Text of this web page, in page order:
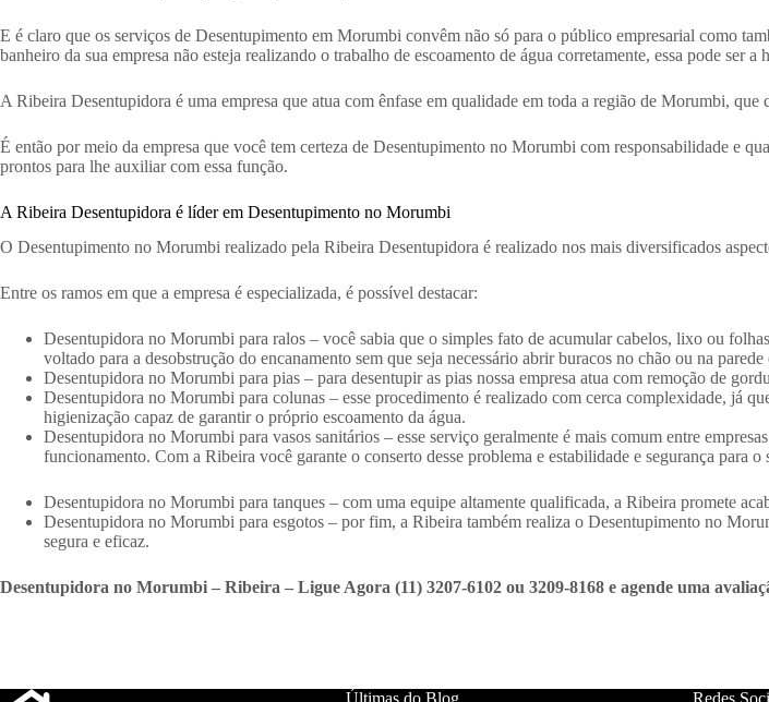
E é claro que os serviços de Desentupimento em Morumbi convêm não só para o público empresarial como
banheiro da sua empresa não esteja realizando o trabalho de escoamento de água corretamente, essa pode ser
A Ribeira Desentupidora é uma empresa que atua com ênfase em qualidade em toda a região de Morumbi,
É então por meio da empresa que você tem certeza de Desentupimento no Morumbi com responsabilidade e
prontos para lhe auxiliar com essa função.
A Ribeira Desentupidora é líder em Desentupimento no Morumbi
O Desentupimento no Morumbi realizado pela Ribeira Desentupidora é realizado nos mais diversificados
Entre os ramos em que a empresa é especializada, é possível destacar:
Desentupidora no Morumbi para ralos – você sabia que o simples fato de acumular cabelos, lixo ou
voltado para a desobstrução do encanamento sem que seja necessário abrir buracos no chão ou na
Desentupidora no Morumbi para pias – para desentupir as pias nossa empresa atua com remoção de
Desentupidora no Morumbi para colunas – esse procedimento é realizado com cerca complexidade, já
higienização capaz de garantir o próprio escoamento da água.
Desentupidora no Morumbi para vasos sanitários – esse serviço geralmente é mais comum entre
funcionamento. Com a Ribeira você garante o conserto desse problema e estabilidade e segurança para o
Desentupidora no Morumbi para tanques – com uma equipe altamente qualificada, a Ribeira promete
Desentupidora no Morumbi para esgotos – por fim, a Ribeira também realiza o Desentupimento no
segura e eficaz.
Desentupidora no Morumbi – Ribeira – Ligue Agora (11) 3207-6102 ou 3209-8168 e agende uma